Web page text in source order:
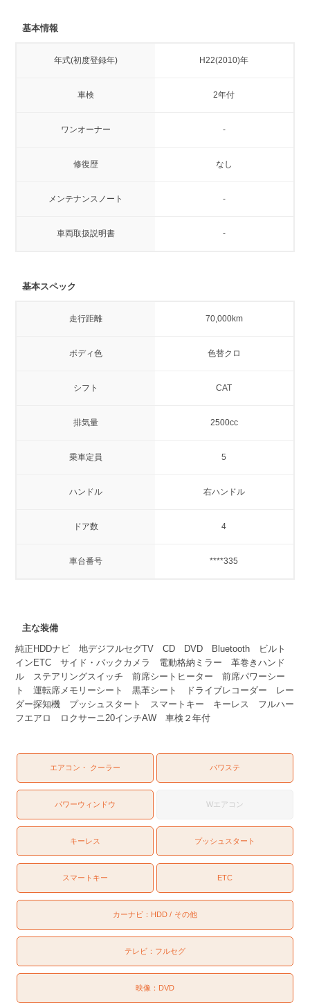
基本情報
年式(初度登録年) H22(2010)年
車検 2年付
ワンオーナー -
修復歴 なし
メンテナンスノート -
車両取扱説明書 -
基本スペック
走行距離 70,000km
ボディ色 色替クロ
シフト CAT
排気量 2500cc
乗車定員 5
ハンドル 右ハンドル
ドア数 4
車台番号 ****335
主な装備
純正HDDナビ 地デジフルセグTV CD DVD Bluetooth ビルト
インETC サイド・バックカメラ 電動格納ミラー 革巻きハンド
ル ステアリングスイッチ 前席シートヒーター 前席パワーシー
ト 運転席メモリーシート 黒革シート ドライブレコーダー レー
ダー探知機 プッシュスタート スマートキー キーレス フルハー
フエアロ ロクサーニ20インチAW 車検２年付
エアコン・ クーラー パワステ
パワーウィンドウ Wエアコン
キーレス プッシュスタート
スマートキー ETC
カーナビ： HDD その他
テレビ： フルセグ
映像： DVD